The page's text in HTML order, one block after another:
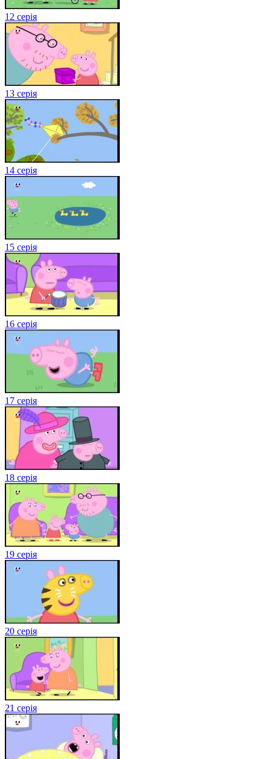
12 серія
13 серія
14 серія
15 серія
16 серія
17 серія
18 серія
19 серія
20 серія
21 серія